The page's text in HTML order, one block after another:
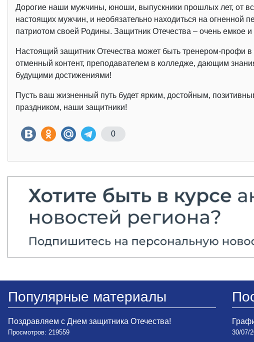
Дорогие наши мужчины, юноши, выпускники прошлых лет, от
настоящих мужчин, и необязательно находиться на огненной
патриотом своей Родины. Защитник Отечества – очень емкое и
Настоящий защитник Отечества может быть тренером-профи
отменный контент, преподавателем в колледже, дающим
будущими достижениями!
Пусть ваш жизненный путь будет ярким, достойным,
праздником, наши защитники!
0
Популярные материалы
Поздравляем с Днем защитника Отечества!
Просмотров: 219559 30/07/